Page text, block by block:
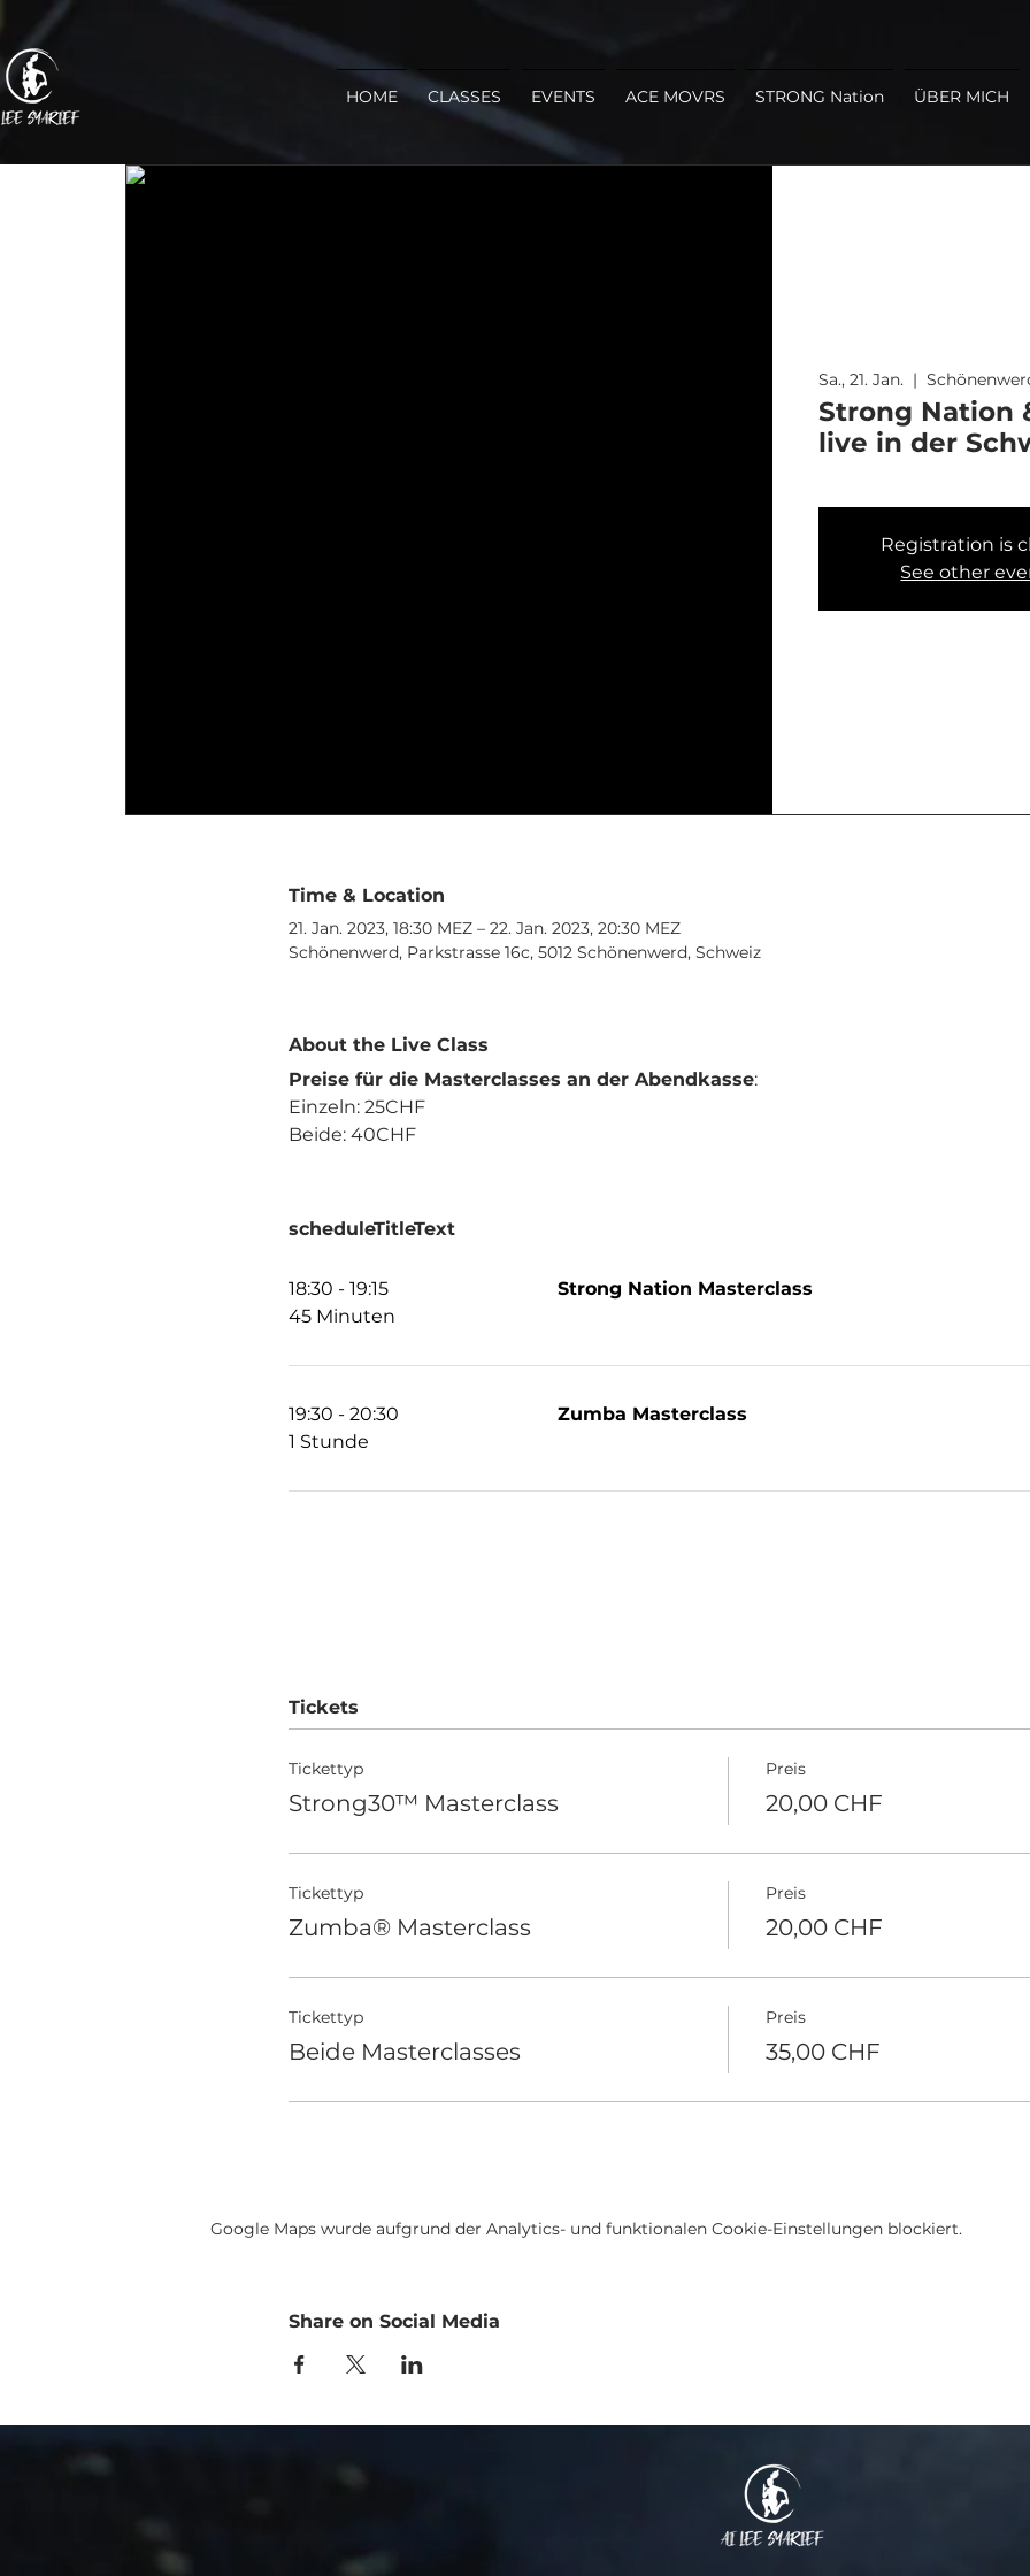
HOME CLASSES EVENTS ACE MOVRS STRONG Nation ÜBER MICH
Sa., 21. Jan.
  |
Strong Nation
live in der
Registration is
See other
Time & Location
21. Jan. 2023, 18:30 MEZ – 22. Jan. 2023, 20:30 MEZ
Schönenwerd, Parkstrasse 16c, 5012 Schönenwerd, Schweiz
About the Live Class
Preise für die Masterclasses an der Abendkasse:
Einzeln: 25CHF
Beide: 40CHF
scheduleTitleText
18:30 - 19:15
45 Minuten
Strong Nation Masterclass
19:30 - 20:30
1 Stunde
Zumba Masterclass
Tickets
Tickettyp
Strong30™ Masterclass
Preis
20,00 CHF
Tickettyp
Zumba® Masterclass
Preis
20,00 CHF
Tickettyp
Beide Masterclasses
Preis
35,00 CHF
Google Maps wurde aufgrund der Analytics- und funktionalen Cookie-Einstellungen blockiert.
Share on Social Media